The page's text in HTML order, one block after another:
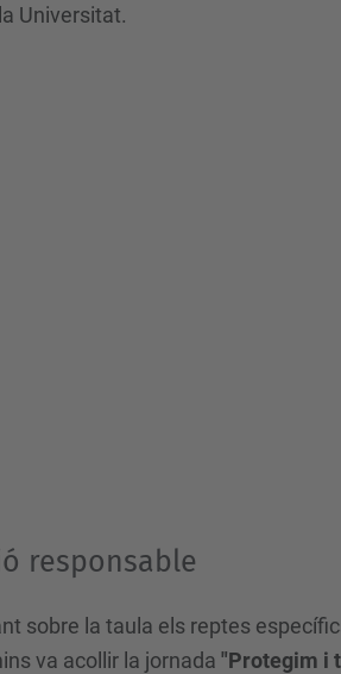
Universitat.
responsable
sobre la taula els reptes
va acollir la jornada "Protegim i